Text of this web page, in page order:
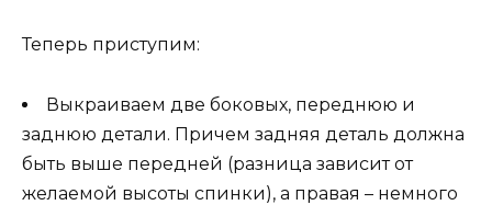
Теперь приступим:
Выкраиваем две боковых, переднюю и
заднюю детали. Причем задняя деталь должна
быть выше передней (разница зависит от
желаемой высоты спинки), а правая – немного